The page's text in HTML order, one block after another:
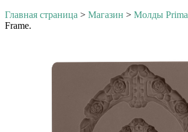
Главная страница > Магазин > Молды Prima
Frame.